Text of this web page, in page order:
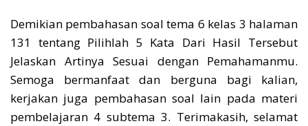
Demikian pembahasan soal tema 6 kelas 3 halaman
131 tentang Pilihlah 5 Kata Dari Hasil Tersebut
Jelaskan Artinya Sesuai dengan Pemahamanmu.
Semoga bermanfaat dan berguna bagi kalian,
kerjakan juga pembahasan soal lain pada materi
pembelajaran 4 subtema 3. Terimakasih, selamat